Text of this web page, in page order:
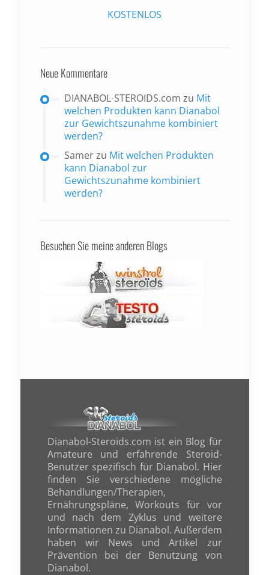
KOSTENLOS
Neue Kommentare
DIANABOL-STEROIDS.com zu Mit
welchen Produkten kann Dianabol
zur Gewichtszunahme kombiniert
werden?
Samerzu Mit welchen Produkten
kann Dianabol zur
Gewichtszunahme kombiniert
werden?
Besuchen Sie meine anderen Blogs
Dianabol-Steroids.com ist ein Blog für
Amateure und erfahrende Steroid-
Benutzer spezifisch für Dianabol. Hier
finden Sie verschiedene mögliche
Behandlungen/Therapien,
Ernährungspläne, Workouts für vor
und nach dem Zyklus und weitere
Informationen zu Dianabol. Außerdem
haben wir News und Artikel zur
Prävention bei der Benutzung von
Dianabol.